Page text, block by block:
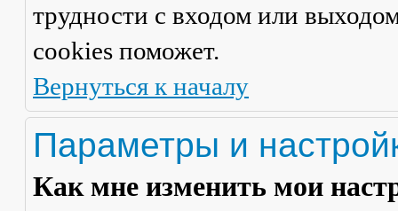
трудности с входом или
cookies поможет.
Вернуться к началу
Параметры и
Как мне изменить мои